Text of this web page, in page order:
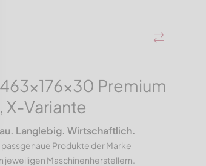
Premium
X-Variante
Langlebig. Wirtschaftlich.
Produkte der Marke
jeweiligen Maschinenherstellern.